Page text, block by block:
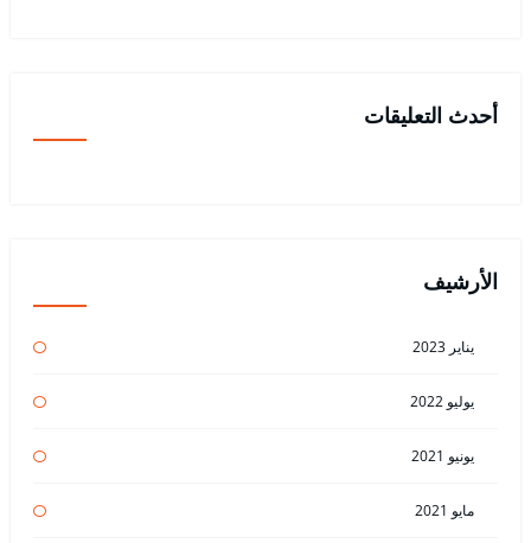
أحدث التعليقات
الأرشيف
يناير 2023
يوليو 2022
يونيو 2021
مايو 2021